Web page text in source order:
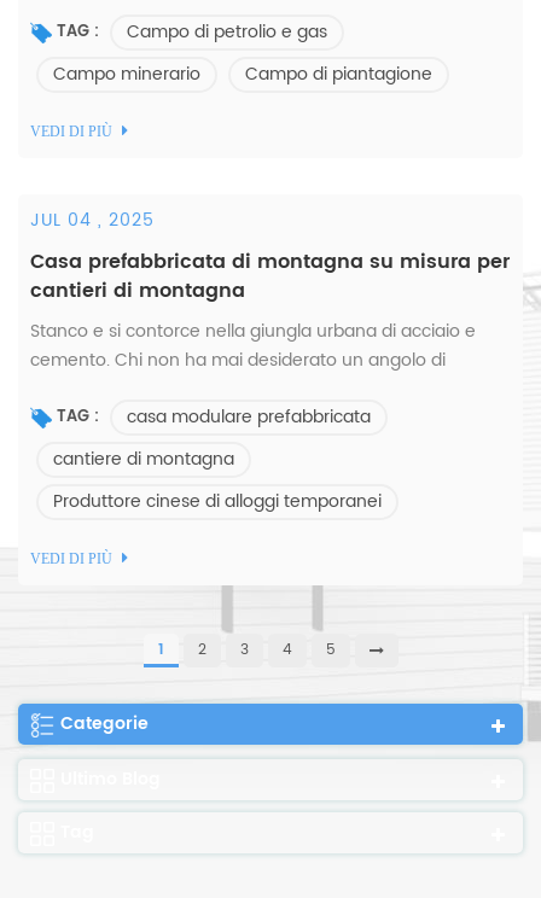
di velocità, efficienza e ad...
TAG :
Campo di petrolio e gas
Campo minerario
Campo di piantagione
VEDI DI PIÙ
JUL 04 , 2025
Casa prefabbricata di montagna su misura per
cantieri di montagna
Stanco e si contorce nella giungla urbana di acciaio e
cemento. Chi non ha mai desiderato un angolo di
uccelli? Tuttavia, il lungo ciclo di costr...
TAG :
casa modulare prefabbricata
cantiere di montagna
Produttore cinese di alloggi temporanei
VEDI DI PIÙ
1 2 3 4 5
Categorie